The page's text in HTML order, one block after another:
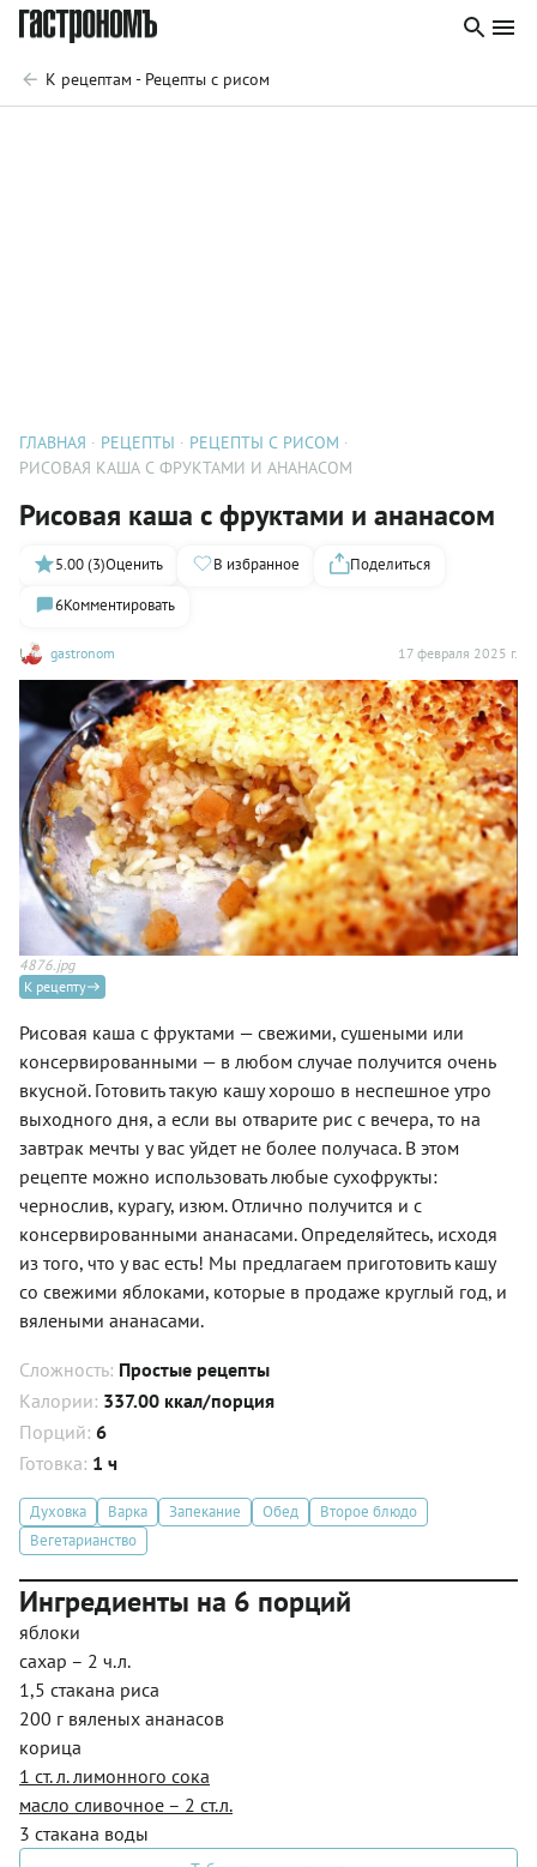
К рецептам - Рецепты с рисом
ГЛАВНАЯ РЕЦЕПТЫ
РЕЦЕПТЫ С РИСОМ
РИСОВАЯ КАША С ФРУКТАМИ И АНАНАСОМ
Рисовая каша с фруктами и ананасом
gastronom 17 февраля 2025 г.
5.00 (3)Оценить В избранное
Поделиться
6Комментировать
4876.jpg
К рецепту
Рисовая каша с фруктами — свежими, сушеными или
консервированными — в любом случае получится очень
вкусной. Готовить такую кашу хорошо в неспешное утро
выходного дня, а если вы отварите рис с вечера, то на
завтрак мечты у вас уйдет не более получаса. В этом
рецепте можно использовать любые сухофрукты:
чернослив, курагу, изюм. Отлично получится и с
консервированными ананасами. Определяйтесь, исходя
из того, что у вас есть! Мы предлагаем приготовить кашу
со свежими яблоками, которые в продаже круглый год, и
вялеными ананасами.
Сложность: Простые рецепты
Калории: 337.00 ккал/порция
Порций: 6
Готовка: 1 ч
Духовка Варка Запекание Обед
Второе блюдо
Вегетарианство
Ингредиенты на 6 порций
яблоки
сахар – 2 ч.л.
1,5 стакана риса
200 г вяленых ананасов
корица
1 ст. л. лимонного сока
масло сливочное – 2 ст.л.
3 стакана воды